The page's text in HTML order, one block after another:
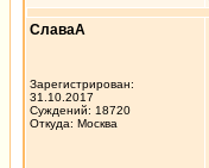
СлаваА
Зарегистрирован:
31.10.2017
Суждений: 18720
Откуда: Москва